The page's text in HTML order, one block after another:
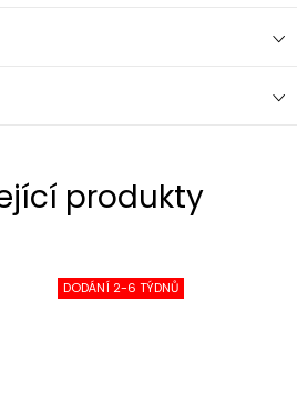
produkty
DODÁNÍ 2-6 TÝDNŮ